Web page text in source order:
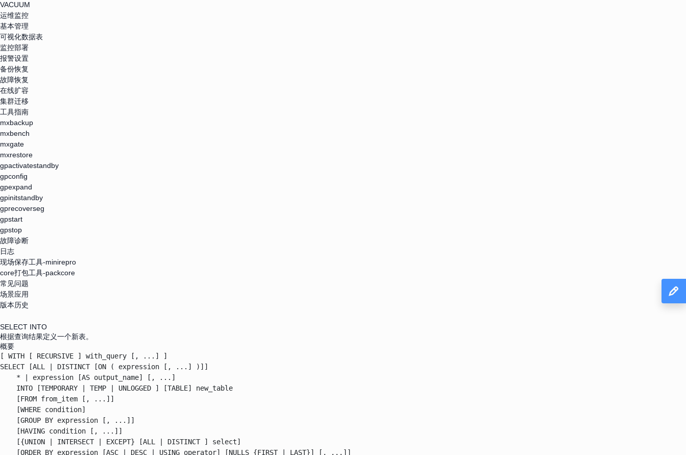
VACUUM
运维监控
基本管理
可视化数据表
监控部署
报警设置
备份恢复
故障恢复
在线扩容
集群迁移
工具指南
mxbackup
mxbench
mxgate
mxrestore
gpactivatestandby
gpconfig
gpexpand
gpinitstandby
gprecoverseg
gpstart
gpstop
故障诊断
日志
现场保存工具-minirepro
core打包工具-packcore
常见问题
场景应用
版本历史
SELECT INTO
根据查询结果定义一个新表。
概要
[ WITH [ RECURSIVE ] with_query [, ...] ]
SELECT [ALL | DISTINCT [ON ( expression [, ...] )]]
    * | expression [AS output_name] [, ...]
    INTO [TEMPORARY | TEMP | UNLOGGED ] [TABLE] new_table
    [FROM from_item [, ...]]
    [WHERE condition]
    [GROUP BY expression [, ...]]
    [HAVING condition [, ...]]
    [{UNION | INTERSECT | EXCEPT} [ALL | DISTINCT ] select]
    [ORDER BY expression [ASC | DESC | USING operator] [NULLS {FIRST | LAST}] [, ...]]